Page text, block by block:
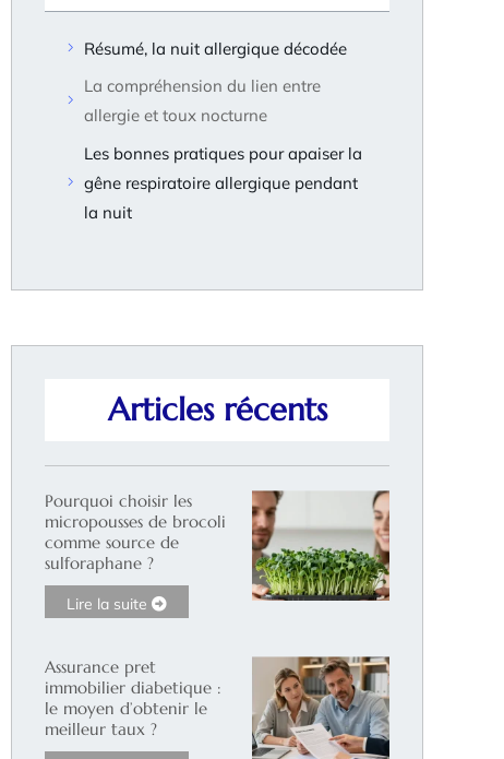
Résumé, la nuit allergique décodée
La compréhension du lien entre
allergie et toux nocturne
Les bonnes pratiques pour apaiser la
gêne respiratoire allergique pendant
la nuit
Articles récents
Pourquoi choisir les
micropousses de brocoli
comme source de
sulforaphane ?
Lire la suite
Assurance pret
immobilier diabetique :
le moyen d’obtenir le
meilleur taux ?